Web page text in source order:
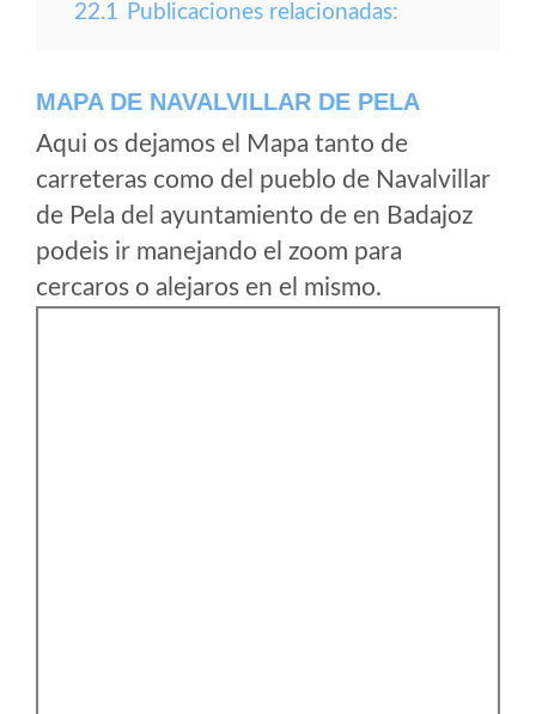
22.1 Publicaciones relacionadas:
MAPA DE NAVALVILLAR DE PELA
Aqui os dejamos el Mapa tanto de
carreteras como del pueblo de Navalvillar
de Pela del ayuntamiento de en Badajoz
podeis ir manejando el zoom para
cercaros o alejaros en el mismo.